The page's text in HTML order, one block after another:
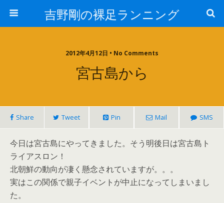
吉野剛の裸足ランニング
2012年4月12日 • No Comments
宮古島から
Share Tweet Pin Mail SMS
今日は宮古島にやってきました。そう明後日は宮古島ト
ライアスロン！
北朝鮮の動向が凄く懸念されていますが。。。
実はこの関係で親子イベントが中止になってしまいまし
た。